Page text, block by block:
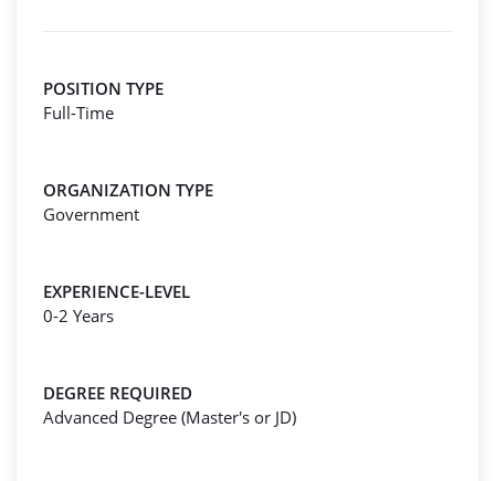
POSITION TYPE
Full-Time
ORGANIZATION TYPE
Government
EXPERIENCE-LEVEL
0-2 Years
DEGREE REQUIRED
Advanced Degree (Master's or JD)